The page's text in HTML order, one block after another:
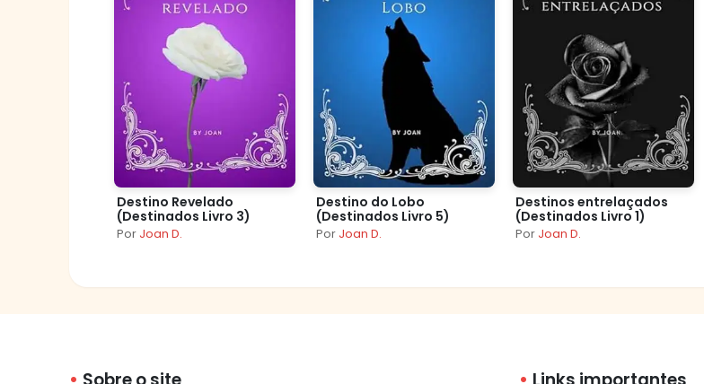
Destino Revelado
(Destinados Livro 3)
Por Joan D.
Destino do Lobo
(Destinados Livro 5)
Por Joan D.
Destinos entrelaçados
(Destinados Livro 1)
Por Joan D.